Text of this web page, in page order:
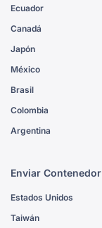
Ecuador
Canadá
Japón
México
Brasil
Colombia
Argentina
Enviar Contenedor
Estados Unidos
Taiwán